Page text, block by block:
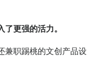
更强的活力。
兼职踢桃的文创产品设